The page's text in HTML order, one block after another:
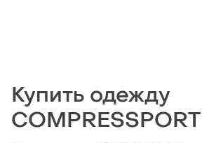
Купить одежду
COMPRESSPORT